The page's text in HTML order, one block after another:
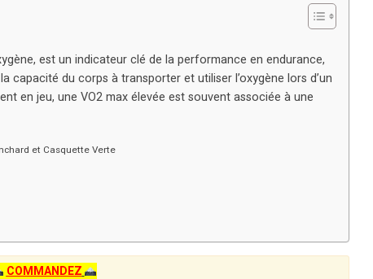
est un indicateur clé de la performance en endurance,
capacité du corps à transporter et utiliser l’oxygène lors d’un
en jeu, une VO2 max élevée est souvent associée à une
et Casquette Verte
COMMANDEZ